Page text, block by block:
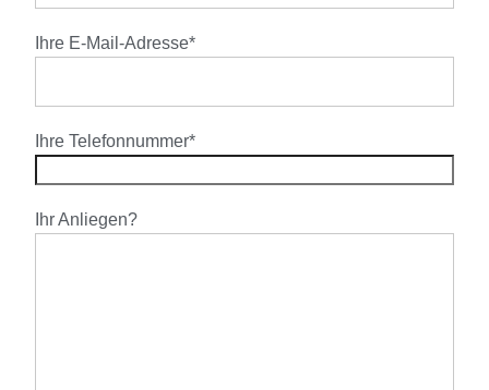
Ihre E-Mail-Adresse*
Ihre Telefonnummer*
Ihr Anliegen?